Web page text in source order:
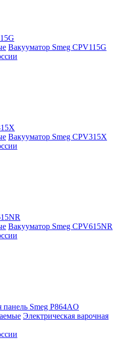
Вакууматор Smeg CPV115G
Вакууматор Smeg CPV315X
Вакууматор Smeg CPV615NR
Электрическая варочная